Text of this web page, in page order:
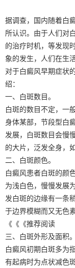
据调查，国内随着白
所认识。由于人们对
的治疗时机，等发现
象的发生，人们在生
对于白癜风早期症状
绍：
一、白斑数目。
白斑的数目不定，一
身体某部，节段型白
发展，白斑数目会慢
的大片，泛发全身，
二、白斑颜色。
白癜风患者白斑的颜
为浅白色，慢慢发展
发白斑的边缘有一条
于边界模糊而又无色
《《《推荐阅读
三、白斑外形及面积。
白癜风初期白斑多为
有起病时为点状减色